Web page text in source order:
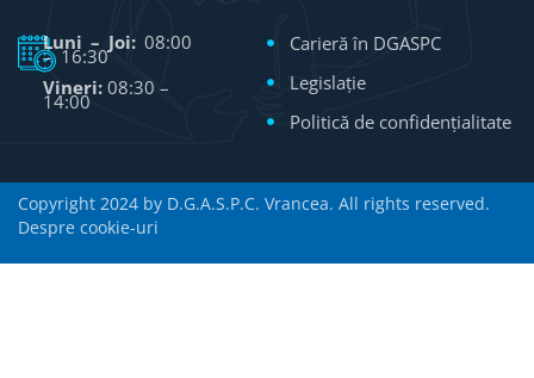
Luni – Joi: 08:00
– 16:30
Vineri: 08:30 –
14:00
Carieră în DGASPC
Legislație
Politică de confidențialitate
Copyright 2024 by D.G.A.S.P.C. Vrancea. All rights reserved.
Despre cookie-uri